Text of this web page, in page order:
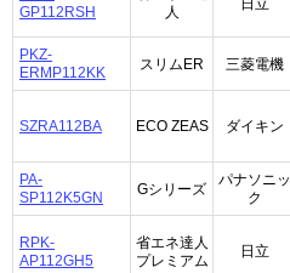
GP112RSH
人
PKZ-
ERMP112KK
スリムER 三菱電機
SZRA112BA ECO ZEAS ダイキン
PA-
SP112K5GN
Gシリーズ
パナソニッ
ク
RPK-
AP112GH5
省エネ達人
プレミアム
日立